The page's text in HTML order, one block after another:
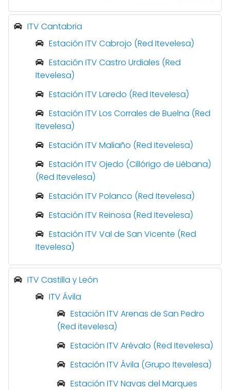
ITV Cantabria
Estación ITV Cabrojo (Red Itevelesa)
Estación ITV Castro Urdiales (Red
Itevelesa)
Estación ITV Laredo (Red Itevelesa)
Estación ITV Los Corrales de Buelna (Red
Itevelesa)
Estación ITV Maliaño (Red Itevelesa)
Estación ITV Ojedo (Cillórigo de Liébana)
(Red Itevelesa)
Estación ITV Polanco (Red Itevelesa)
Estación ITV Reinosa (Red Itevelesa)
Estación ITV Val de San Vicente (Red
Itevelesa)
ITV Castilla y León
ITV Ávila
Estación ITV Arenas de San Pedro
(Red itevelesa)
Estación ITV Arévalo (Red Itevelesa)
Estación ITV Ávila (Grupo Itevelesa)
Estación ITV Navas del Marques